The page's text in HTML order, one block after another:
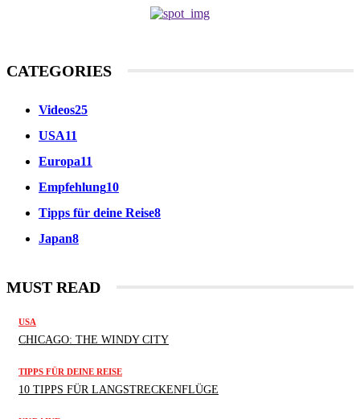
CATEGORIES
Videos25
USA11
Europa11
Empfehlung10
Tipps für deine Reise8
Japan8
MUST READ
USA
CHICAGO: THE WINDY CITY
TIPPS FÜR DEINE REISE
10 TIPPS FÜR LANGSTRECKENFLÜGE